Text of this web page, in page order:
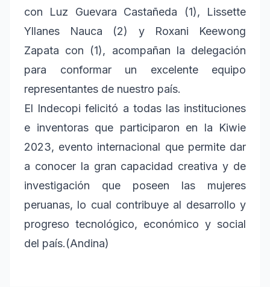
con Luz Guevara Castañeda (1), Lissette
Yllanes Nauca (2) y Roxani Keewong
Zapata con (1), acompañan la delegación
para conformar un excelente equipo
representantes de nuestro país.
El Indecopi felicitó a todas las instituciones
e inventoras que participaron en la Kiwie
2023, evento internacional que permite dar
a conocer la gran capacidad creativa y de
investigación que poseen las mujeres
peruanas, lo cual contribuye al desarrollo y
progreso tecnológico, económico y social
del país.(Andina)